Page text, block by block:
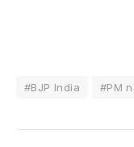
#BJP India #PM